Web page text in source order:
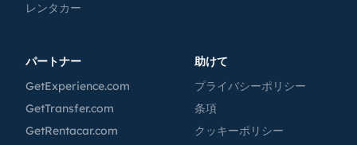
レンタカー
パートナー
GetExperience.com
GetTransfer.com
GetRentacar.com
助けて
プライバシーポリシー
条項
クッキーポリシー